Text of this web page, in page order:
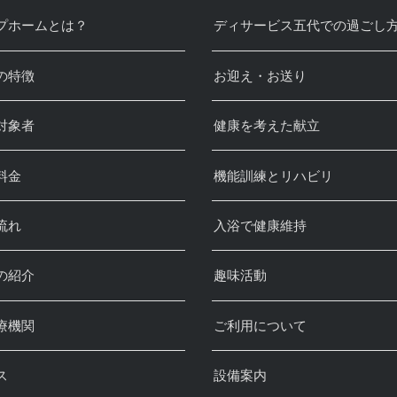
ホームとは？
特徴
象者
金
れ
紹介
機関
ディサービス五代での過ごし
お迎え・お送り
健康を考えた献立
機能訓練とリハビリ
入浴で健康維持
趣味活動
ご利用について
設備案内